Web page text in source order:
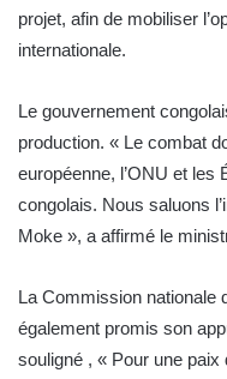
projet, afin de mobiliser
internationale.
Le gouvernement
production. « Le combat
européenne, l’ONU et
congolais. Nous saluons
Moke », a affirmé le
La Commission nationale
également promis son
souligné , « Pour une